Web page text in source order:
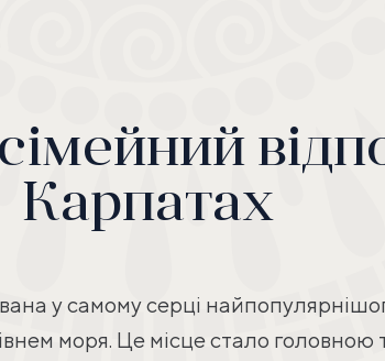
Карпатах
у самому серці
моря. Це місце стало головною